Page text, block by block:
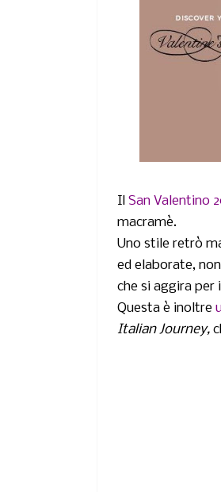
Il San Valentino
macramè.
Uno stile retrò
ed elaborate,
che si aggira per
Questa è inoltre
Italian Journey,